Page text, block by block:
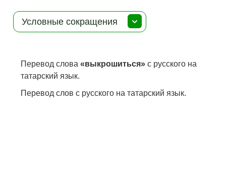
Условные сокращения
Перевод слова«выкрошиться» с русского на
татарский язык.
Перевод слов с русского на татарский язык.